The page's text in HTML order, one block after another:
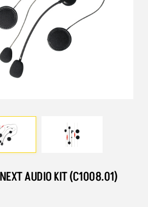
AUDIO KIT (C1008.01)